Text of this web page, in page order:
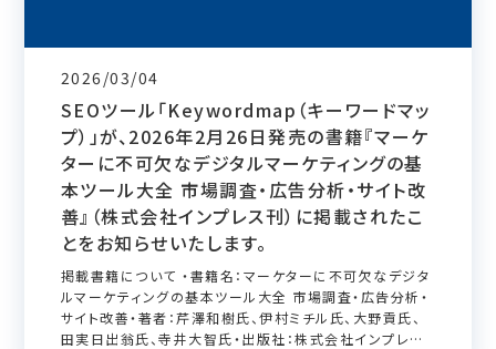
2026/03/04
SEOツール「Keywordmap（キーワードマッ
プ）」が、2026年2月26日発売の書籍『マーケ
ターに不可欠なデジタルマーケティングの基
本ツール大全 市場調査・広告分析・サイト改
善』（株式会社インプレス刊）に掲載されたこ
とをお知らせいたします。
掲載書籍について ・書籍名：マーケターに不可欠なデジタ
ルマーケティングの基本ツール大全 市場調査・広告分析・
サイト改善・著者：芹澤和樹氏、伊村ミチル氏、大野貢氏、
田実日出翁氏、寺井大智氏・出版社：株式会社インプレス・